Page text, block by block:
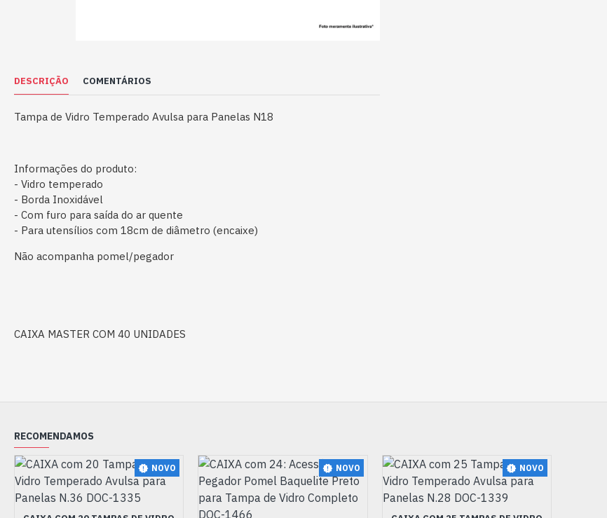
DESCRIÇÃO COMENTÁRIOS
Tampa de Vidro Temperado Avulsa para Panelas N18
Informações do produto:
- Vidro temperado
- Borda Inoxidável
- Com furo para saída do ar quente
- Para utensílios com 18cm de diâmetro (encaixe)
Não acompanha pomel/pegador
CAIXA MASTER COM 40 UNIDADES
RECOMENDAMOS
NOVO NOVO NOVO